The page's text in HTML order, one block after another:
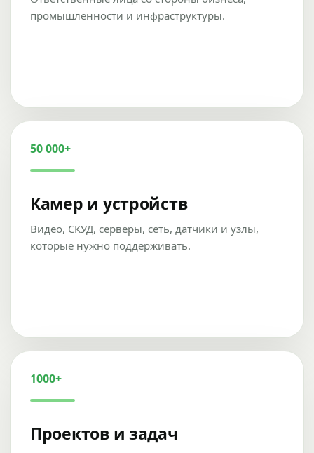
промышленности и инфраструктуры.
50 000+
Камер и устройств
Видео, СКУД, серверы, сеть, датчики и узлы,
которые нужно поддерживать.
1000+
Проектов и задач